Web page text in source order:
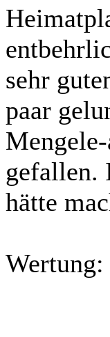
sehr
paar
gefallen.
hätte
Wertung: